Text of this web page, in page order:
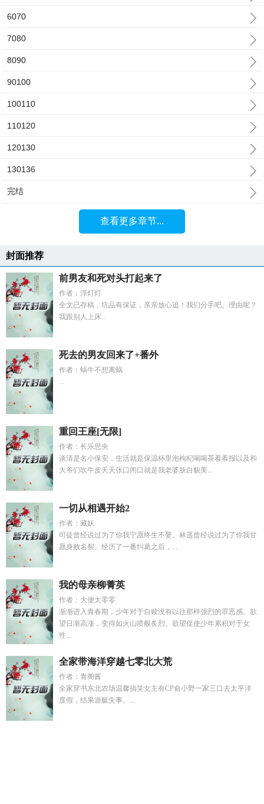
6070
7080
8090
90100
100110
110120
120130
130136
完结
查看更多章节...
封面推荐
前男友和死对头打起来了
作者：浮灯灯
全文已存稿，坑品有保证，亲亲放心追！我们分手吧。理由呢？
我跟别人上床...
死去的男友回来了+番外
作者：蜗牛不想离蜗
...
重回王座[无限]
作者：长乐思央
谈清是名小保安，生活就是保温杯里泡枸杞喝喝茶看看报以及和
大爷们吹牛皮天天张口闭口就是我老婆肤白貌美...
一切从相遇开始2
作者：藏妖
司徒曾经说过为了你我宁愿终生不娶。林遥曾经说过为了你我甘
愿身败名裂。经历了一番纠葛之后，...
我的母亲柳菁英
作者：大便太零零
渐渐进入青春期，少年对于自赎没有以往那样强烈的罪恶感。欲
望日渐高涨，变得如火山喷般炙烈。欲望促使少年累积对于女
性...
全家带海洋穿越七零北大荒
作者：青阁酱
全家穿书东北农场温馨搞笑女主有CP俞小野一家三口去太平洋
度假，结果游艇失事。...